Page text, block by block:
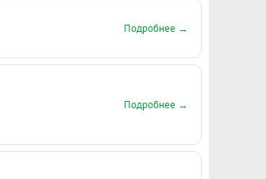
Подробнее →
Подробнее →